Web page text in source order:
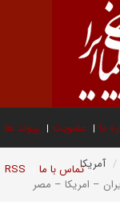
ما عضویت پیوند ها
تماس با ما RSS
آمریکا
– امریکا – مصر